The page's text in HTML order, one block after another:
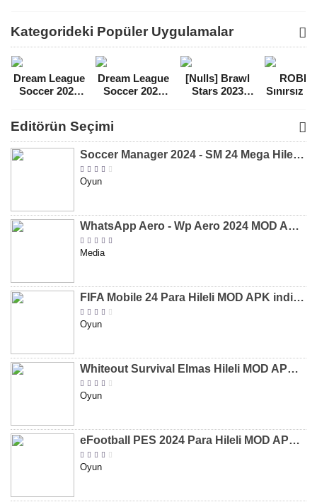
MOD APK
Kategorideki Popüler Uygulamalar
Dream League
Soccer 2021
[v8.31]
Dream League
Soccer 2022
[Nulls] Brawl
Stars 2023
Sınırsız
Editörün Seçimi
Soccer Manager 2024 - SM 24 Mega Hileli MOD APK indir [v3.0.0]
Oyun
WhatsApp Aero - Wp Aero 2024 MOD APK indir [v10.0.2]
Media
FIFA Mobile 24 Para Hileli MOD APK indir [v20.1.02]
Oyun
Whiteout Survival Elmas Hileli MOD APK indir [v1.13.1]
Oyun
eFootball PES 2024 Para Hileli MOD APK indir [v8.2.0]
Oyun